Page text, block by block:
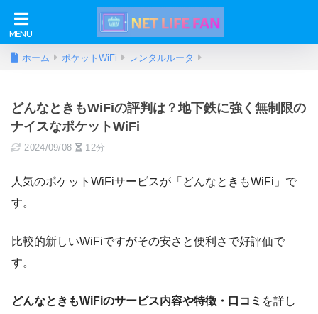
ホーム ポケットWiFi レンタルルータ
どんなときもWiFiの評判は？地下鉄に強く無制限の
ナイスなポケットWiFi
2024/09/08 12分
人気のポケットWiFiサービスが「どんなときもWiFi」で
す。
比較的新しいWiFiですがその安さと便利さで好評価で
す。
どんなときもWiFiのサービス内容や特徴・口コミ を詳し